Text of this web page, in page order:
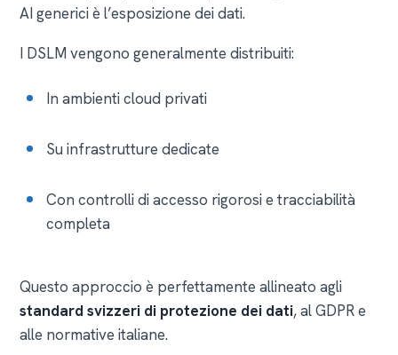
AI generici è l’esposizione dei dati.
I DSLM vengono generalmente distribuiti:
In ambienti cloud privati
Su infrastrutture dedicate
Con controlli di accesso rigorosi e tracciabilità
completa
Questo approccio è perfettamente allineato agli
standard svizzeri di protezione dei dati, al GDPR e
alle normative italiane.